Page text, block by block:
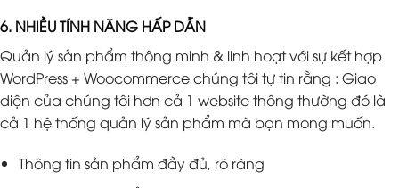
6. NHIỀU TÍNH NĂNG HẤP DẪN
Quản lý sản phẩm thông minh & linh hoạt với sự kết hợp
WordPress + Woocommerce chúng tôi tự tin rằng : Giao
diện của chúng tôi hơn cả 1 website thông thường đó là
cả 1 hệ thống quản lý sản phẩm mà bạn mong muốn.
Thông tin sản phẩm đầy đủ, rõ ràng